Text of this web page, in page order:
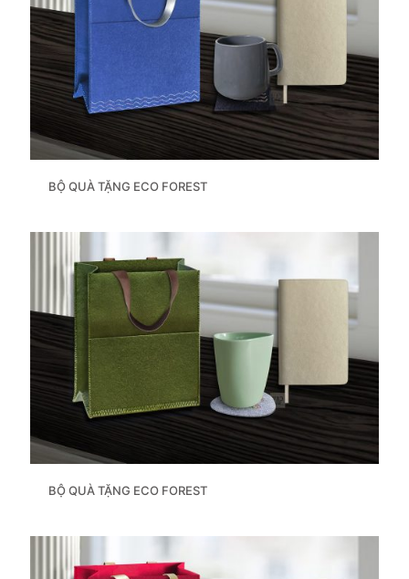
BỘ QUÀ TẶNG ECO FOREST
BỘ QUÀ TẶNG ECO FOREST